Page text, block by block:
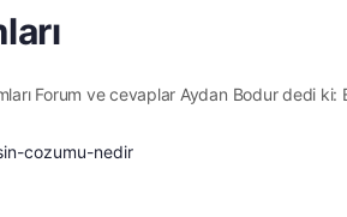
Forum ve cevaplar Aydan Bodur dedi
cozumu-nedir